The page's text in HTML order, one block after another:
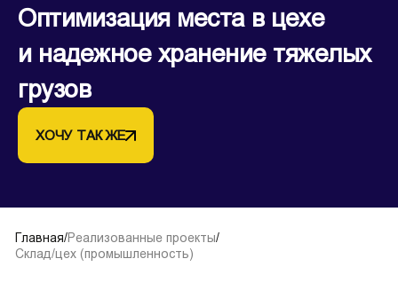
Оптимизация места в цехе
и надежное хранение тяжелых
грузов
ХОЧУ ТАК ЖЕ
Главная/Реализованные проекты/
Склад/цех (промышленность)